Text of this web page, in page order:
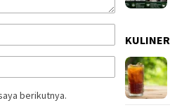
berikutnya.
KULINER